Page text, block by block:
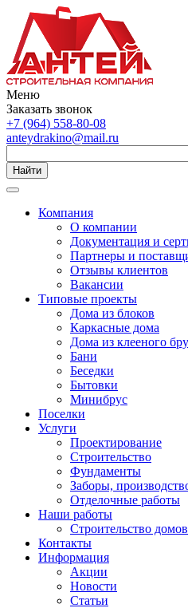
Меню
Заказать звонок
+7 (964) 558-80-08
anteydrakino@mail.ru
Найти
Компания
О компании
Документация и
Партнеры и
Отзывы клиентов
Вакансии
Типовые проекты
Дома из блоков
Каркасные дома
Дома из клееного
Бани
Беседки
Бытовки
Минибрус
Поселки
Услуги
Проектирование
Строительство
Фундаменты
Заборы,
Отделочные работы
Наши работы
Строительство домов
Контакты
Информация
Акции
Новости
Статьи